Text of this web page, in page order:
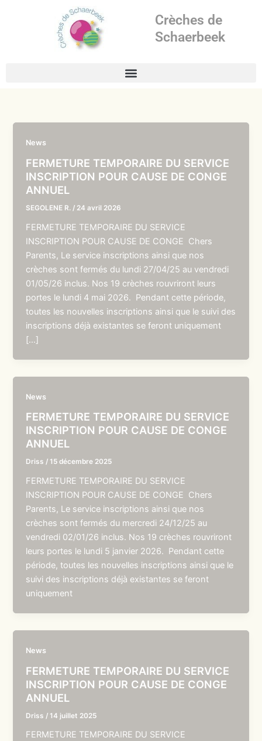
Crèches de
Schaerbeek
News
FERMETURE TEMPORAIRE DU SERVICE
INSCRIPTION POUR CAUSE DE CONGE
ANNUEL
SEGOLENE R. / 24 avril 2026
FERMETURE TEMPORAIRE DU SERVICE
INSCRIPTION POUR CAUSE DE CONGE Chers
Parents, Le service inscriptions ainsi que nos
crèches sont fermés du lundi 27/04/25 au vendredi
01/05/26 inclus. Nos 19 crèches rouvriront leurs
portes le lundi 4 mai 2026. Pendant cette période,
toutes les nouvelles inscriptions ainsi que le suivi des
inscriptions déjà existantes se feront uniquement
[…]
News
FERMETURE TEMPORAIRE DU SERVICE
INSCRIPTION POUR CAUSE DE CONGE
ANNUEL
Driss /15 décembre 2025
FERMETURE TEMPORAIRE DU SERVICE
INSCRIPTION POUR CAUSE DE CONGE Chers
Parents, Le service inscriptions ainsi que nos
crèches sont fermés du mercredi 24/12/25 au
vendredi 02/01/26 inclus. Nos 19 crèches rouvriront
leurs portes le lundi 5 janvier 2026. Pendant cette
période, toutes les nouvelles inscriptions ainsi que le
suivi des inscriptions déjà existantes se feront
uniquement
News
FERMETURE TEMPORAIRE DU SERVICE
INSCRIPTION POUR CAUSE DE CONGE
ANNUEL
Driss /14 juillet 2025
FERMETURE TEMPORAIRE DU SERVICE